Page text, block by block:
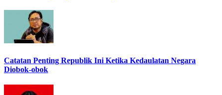
Catatan Penting Republik Ini Ketika Kedaulatan Negara
Diobok-obok